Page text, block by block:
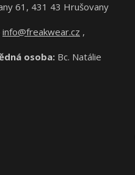
61, 431 43 Hrušovany
info@freakwear.cz ,
osoba: Bc. Natálie